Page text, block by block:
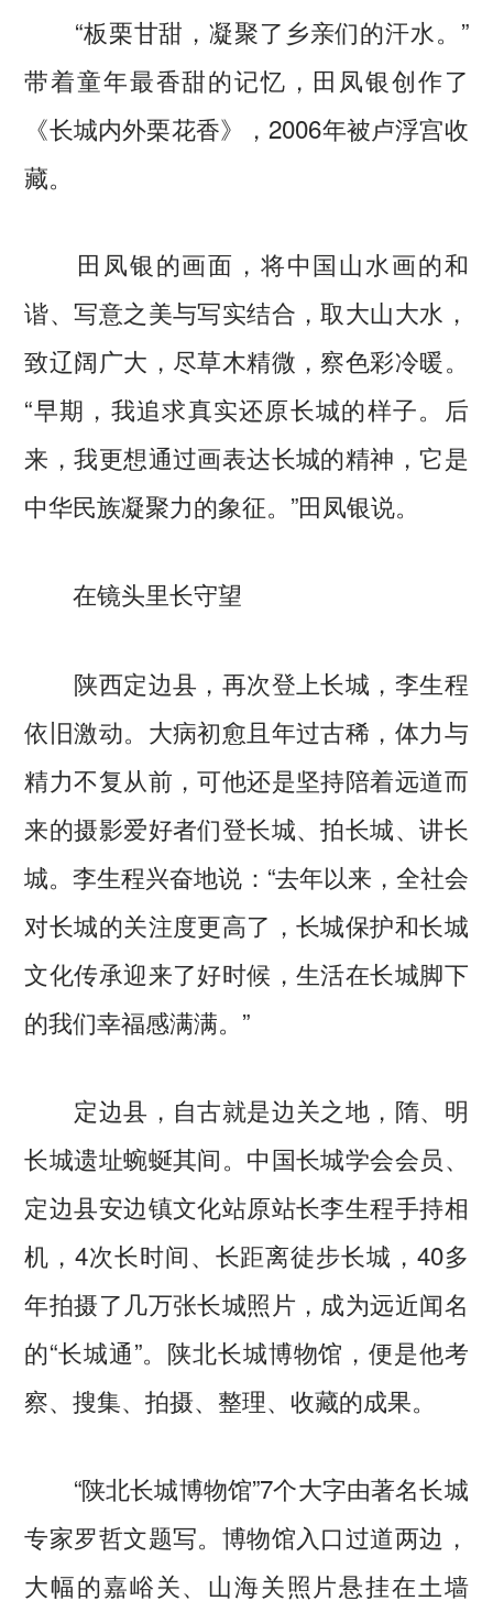
“板栗甘甜，凝聚了乡亲们的汗水。”
带着童年最香甜的记忆，田凤银创作了
《长城内外栗花香》，2006年被卢浮宫收
藏。
田凤银的画面，将中国山水画的和
谐、写意之美与写实结合，取大山大水，
致辽阔广大，尽草木精微，察色彩冷暖。
“早期，我追求真实还原长城的样子。后
来，我更想通过画表达长城的精神，它是
中华民族凝聚力的象征。”田凤银说。
在镜头里长守望
陕西定边县，再次登上长城，李生程
依旧激动。大病初愈且年过古稀，体力与
精力不复从前，可他还是坚持陪着远道而
来的摄影爱好者们登长城、拍长城、讲长
城。李生程兴奋地说：“去年以来，全社会
对长城的关注度更高了，长城保护和长城
文化传承迎来了好时候，生活在长城脚下
的我们幸福感满满。”
定边县，自古就是边关之地，隋、明
长城遗址蜿蜒其间。中国长城学会会员、
定边县安边镇文化站原站长李生程手持相
机，4次长时间、长距离徒步长城，40多
年拍摄了几万张长城照片，成为远近闻名
的“长城通”。陕北长城博物馆，便是他考
察、搜集、拍摄、整理、收藏的成果。
“陕北长城博物馆”7个大字由著名长城
专家罗哲文题写。博物馆入口过道两边，
大幅的嘉峪关、山海关照片悬挂在土墙